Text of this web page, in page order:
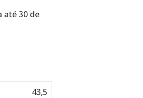
até 30 de
43,5